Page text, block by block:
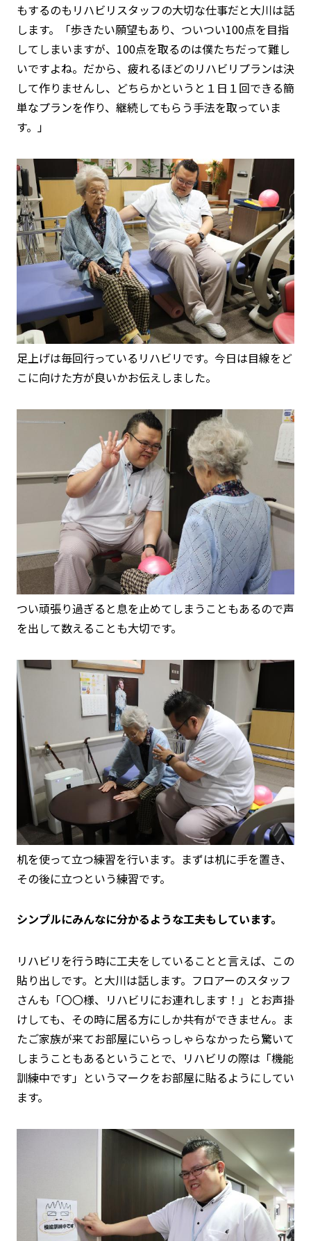
もするのもリハビリスタッフの大切な仕事だと大川は話
します。「歩きたい願望もあり、ついつい100点を目指
してしまいますが、100点を取るのは僕たちだって難し
いですよね。だから、疲れるほどのリハビリプランは決
して作りませんし、どちらかというと１日１回できる簡
単なプランを作り、継続してもらう手法を取っていま
す。」
足上げは毎回行っているリハビリです。今日は目線をど
こに向けた方が良いかお伝えしました。
つい頑張り過ぎると息を止めてしまうこともあるので声
を出して数えることも大切です。
机を使って立つ練習を行います。まずは机に手を置き、
その後に立つという練習です。
シンプルにみんなに分かるような工夫もしています。
リハビリを行う時に工夫をしていることと言えば、この
貼り出しです。と大川は話します。フロアーのスタッフ
さんも「〇〇様、リハビリにお連れします！」とお声掛
けしても、その時に居る方にしか共有ができません。ま
たご家族が来てお部屋にいらっしゃらなかったら驚いて
しまうこともあるということで、リハビリの際は「機能
訓練中です」というマークをお部屋に貼るようにしてい
ます。